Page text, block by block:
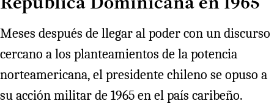
República Dominicana en 1965
Meses después de llegar al poder con un discurso
cercano a los planteamientos de la potencia
norteamericana, el presidente chileno se opuso a
su acción militar de 1965 en el país caribeño.